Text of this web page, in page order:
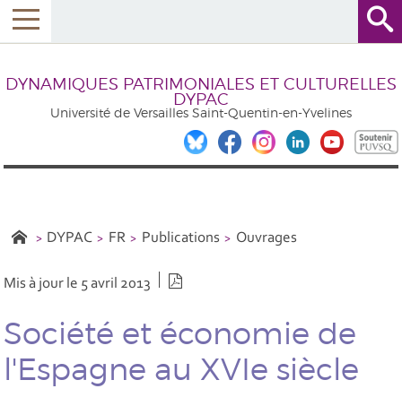
DYNAMIQUES PATRIMONIALES ET CULTURELLES
DYPAC
Université de Versailles Saint-Quentin-en-Yvelines
DYPAC FR Publications Ouvrages
Mis à jour le 5 avril 2013
Société et économie de
l'Espagne au XVIe siècle